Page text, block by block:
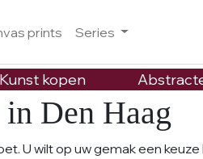
prints Series
Kunst kopen
Den Haag
U wilt op uw gemak een